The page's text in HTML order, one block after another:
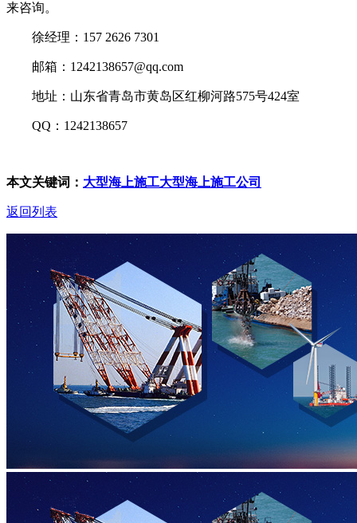
来咨询。
徐经理：157 2626 7301
邮箱：1242138657@qq.com
地址：山东省青岛市黄岛区红柳河路575号424室
QQ：1242138657
本文关键词： 大型海上施工大型海上施工公司
返回列表